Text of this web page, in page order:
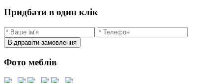
Придбати в один клік
Відправіти замовлення
Фото меблів